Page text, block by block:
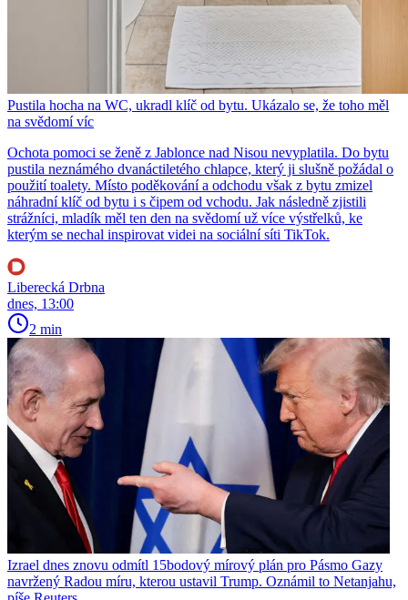
Pustila hocha na WC, ukradl klíč od bytu. Ukázalo se, že toho měl
na svědomí víc
Ochota pomoci se ženě z Jablonce nad Nisou nevyplatila. Do bytu
pustila neznámého dvanáctiletého chlapce, který ji slušně požádal o
použití toalety. Místo poděkování a odchodu však z bytu zmizel
náhradní klíč od bytu i s čipem od vchodu. Jak následně zjistili
strážníci, mladík měl ten den na svědomí už více výstřelků, ke
kterým se nechal inspirovat videi na sociální síti TikTok.
Liberecká Drbna
dnes, 13:00
2 min
Izrael dnes znovu odmítl 15bodový mírový plán pro Pásmo Gazy
navržený Radou míru, kterou ustavil Trump. Oznámil to Netanjahu,